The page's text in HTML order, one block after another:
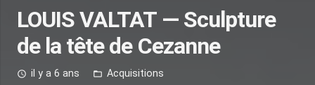
LOUIS VALTAT — Sculpture
de la tête de Cezanne
access_time il y a 6 ans folder_open Acquisitions